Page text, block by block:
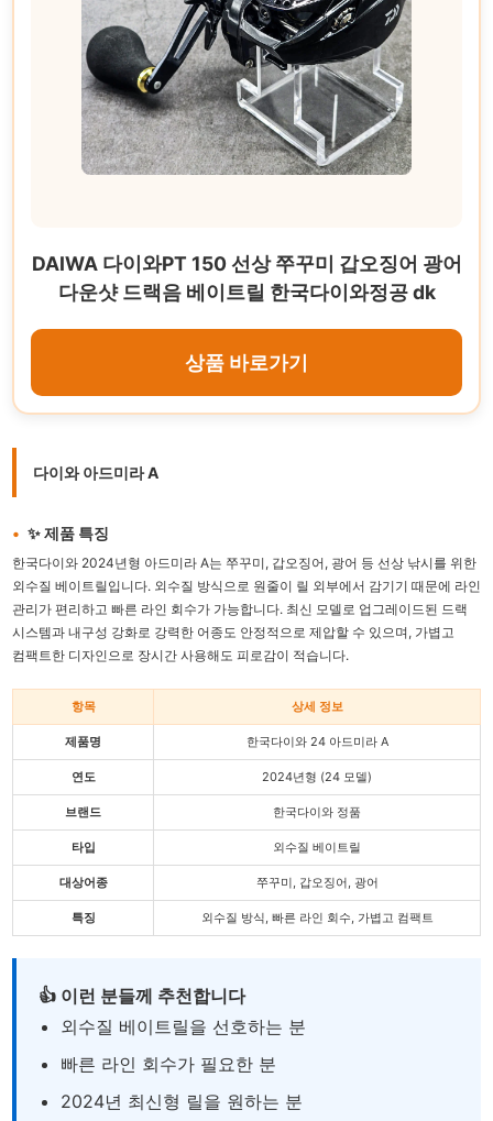
DAIWA 다이와PT 150 선상 쭈꾸미 갑오징어 광어
다운샷 드랙음 베이트릴 한국다이와정공 dk
상품 바로가기
다이와 아드미라 A
✨ 제품 특징
한국다이와 2024년형 아드미라 A는 쭈꾸미, 갑오징어, 광어 등 선상 낚시를 위한
외수질 베이트릴입니다. 외수질 방식으로 원줄이 릴 외부에서 감기기 때문에 라인
관리가 편리하고 빠른 라인 회수가 가능합니다. 최신 모델로 업그레이드된 드랙
시스템과 내구성 강화로 강력한 어종도 안정적으로 제압할 수 있으며, 가볍고
컴팩트한 디자인으로 장시간 사용해도 피로감이 적습니다.
항목 상세 정보
제품명 한국다이와 24 아드미라 A
연도 2024년형 (24 모델)
브랜드 한국다이와 정품
타입 외수질 베이트릴
대상어종 쭈꾸미, 갑오징어, 광어
특징 외수질 방식, 빠른 라인 회수, 가볍고 컴팩트
👍 이런 분들께 추천합니다
외수질 베이트릴을 선호하는 분
빠른 라인 회수가 필요한 분
2024년 최신형 릴을 원하는 분